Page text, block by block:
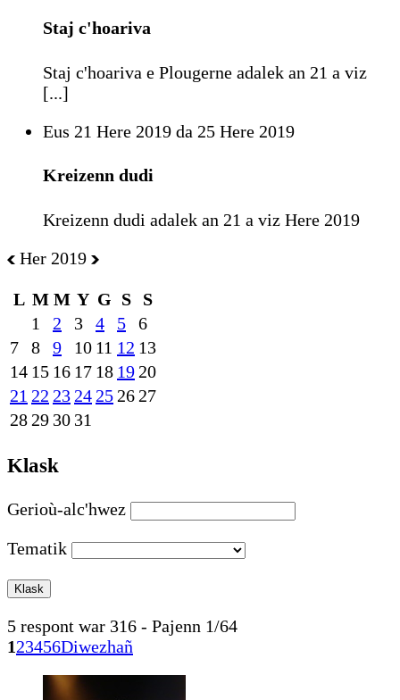
Staj c'hoariva
Staj c'hoariva e Plougerne adalek an 21 a viz
[...]
Eus 21 Here 2019 da 25 Here 2019
Kreizenn dudi
Kreizenn dudi adalek an 21 a viz Here 2019
Her 2019
L M M Y G S
S
1
2 3 4 5
6
7
8 9 10 11 12 13
14 15 16 17 18 19 20
21 22 23 24 25 26 27
28 29 30 31
Klask
Gerioù-alc'hwez
Tematik
5 respont war 316 - Pajenn 1/64
123456Diwezhañ